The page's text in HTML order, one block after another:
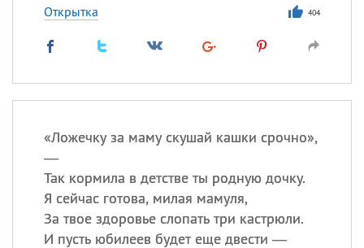
Открытка 404
«Ложечку за маму скушай кашки срочно»,
—
Так кормила в детстве ты родную дочку.
Я сейчас готова, милая мамуля,
За твое здоровье слопать три кастрюли.
И пусть юбилеев будет еще двести —